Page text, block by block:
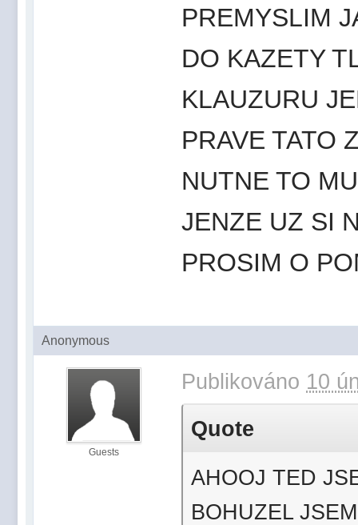
PREMYSLIM
DO KAZETY
KLAUZURU
PRAVE TATO
NUTNE TO
JENZE UZ SI
PROSIM O
Anonymous
Guests
Publikováno 10
Quote
AHOOJ TED
BOHUZEL